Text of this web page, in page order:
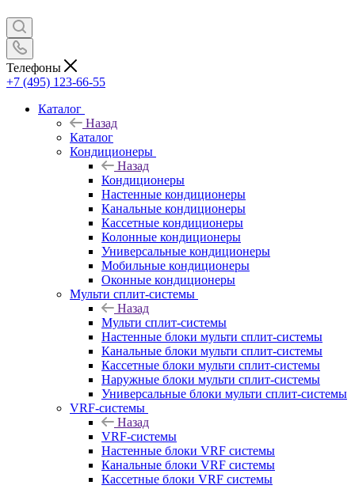
Телефоны
+7 (495) 123-66-55
Каталог
Назад
Каталог
Кондиционеры
Назад
Кондиционеры
Настенные кондиционеры
Канальные кондиционеры
Кассетные кондиционеры
Колонные кондиционеры
Универсальные кондиционеры
Мобильные кондиционеры
Оконные кондиционеры
Мульти сплит-системы
Назад
Мульти сплит-системы
Настенные блоки мульти сплит-системы
Канальные блоки мульти сплит-системы
Кассетные блоки мульти сплит-системы
Наружные блоки мульти сплит-системы
Универсальные блоки мульти сплит-системы
VRF-системы
Назад
VRF-системы
Настенные блоки VRF системы
Канальные блоки VRF системы
Кассетные блоки VRF системы